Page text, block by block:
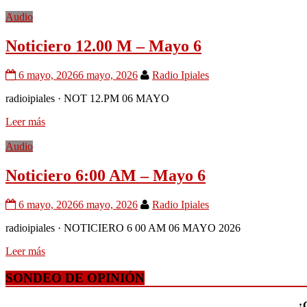
Audio
Noticiero 12.00 M – Mayo 6
6 mayo, 20266 mayo, 2026
Radio Ipiales
radioipiales · NOT 12.PM 06 MAYO
Leer más
Audio
Noticiero 6:00 AM – Mayo 6
6 mayo, 20266 mayo, 2026
Radio Ipiales
radioipiales · NOTICIERO 6 00 AM 06 MAYO 2026
Leer más
SONDEO DE OPINIÓN